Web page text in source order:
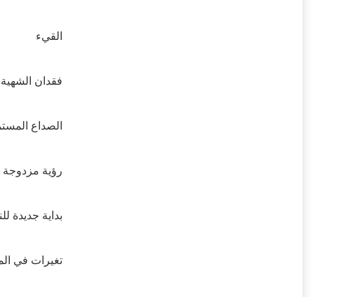
القيء
فقدان الشهية
الصداع
رؤية مزدوجة
بداية جديدة
تغيرات في